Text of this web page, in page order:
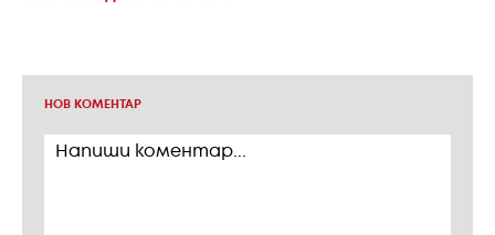
НОВ КОМЕНТАР